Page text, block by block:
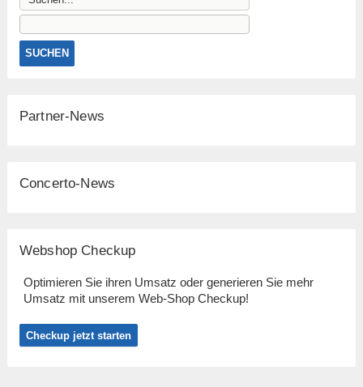
Partner-News
Concerto-News
Webshop Checkup
Optimieren Sie ihren Umsatz oder generieren Sie mehr
Umsatz mit unserem Web-Shop Checkup!
Checkup jetzt starten